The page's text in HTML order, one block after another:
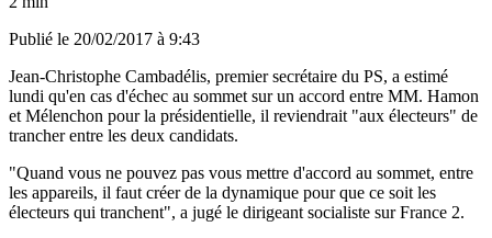
Publié le 20/02/2017 à 9:43
Jean-Christophe Cambadélis, premier secrétaire du PS, a estimé
lundi qu'en cas d'échec au sommet sur un accord entre MM. Hamon
et Mélenchon pour la présidentielle, il reviendrait "aux électeurs" de
trancher entre les deux candidats.
"Quand vous ne pouvez pas vous mettre d'accord au sommet, entre
les appareils, il faut créer de la dynamique pour que ce soit les
électeurs qui tranchent", a jugé le dirigeant socialiste sur France 2.